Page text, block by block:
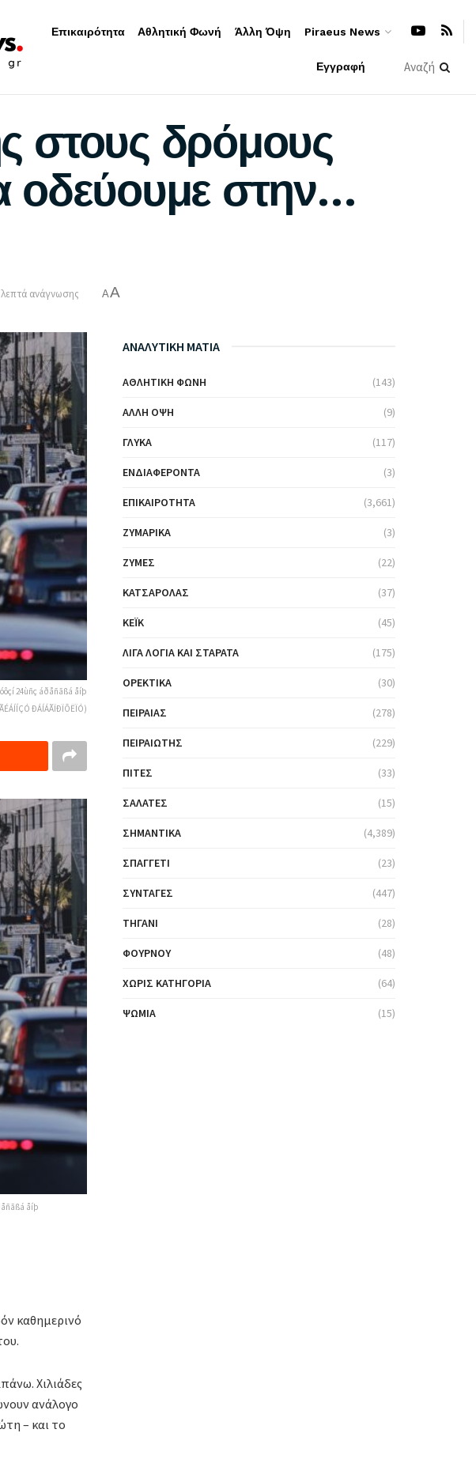
Επικαιρότητα Αθλητική Φωνή Άλλη Όψη Piraeus News
Εγγραφή
στους δρόμους
οδεύουμε στην…
ανάγνωσης AA
24ùñç áðåñãßá åíþ
ÐÁÍÁÃÏÐÏÕËÏÓ)
åíþ
καθημερινό
Χιλιάδες
ανάλογο
– και το
ΑΝΑΛΥΤΙΚΗ ΜΑΤΙΑ
ΑΘΛΗΤΙΚΉ ΦΩΝΉ (143)
ΆΛΛΗ ΌΨΗ (9)
ΓΛΥΚΆ (117)
ΕΝΔΙΑΦΈΡΟΝΤΑ (3)
ΕΠΙΚΑΙΡΌΤΗΤΑ (3,661)
ΖΥΜΑΡΙΚΆ (3)
ΖΎΜΕΣ (22)
ΚΑΤΣΑΡΌΛΑΣ (37)
ΚΈΙΚ (45)
ΛΊΓΑ ΛΌΓΙΑ ΚΑΙ ΣΤΑΡΆΤΑ (175)
ΟΡΕΚΤΙΚΆ (30)
ΠΕΙΡΑΙΆΣ (278)
ΠΕΙΡΑΙΏΤΗΣ (229)
ΠΊΤΕΣ (33)
ΣΑΛΆΤΕΣ (15)
ΣΗΜΑΝΤΙΚΆ (4,389)
ΣΠΑΓΓΈΤΙ (23)
ΣΥΝΤΑΓΈΣ (447)
ΤΗΓΆΝΙ (28)
ΦΟΎΡΝΟΥ (48)
ΧΩΡΊΣ ΚΑΤΗΓΟΡΊΑ (64)
ΨΩΜΙΆ (15)